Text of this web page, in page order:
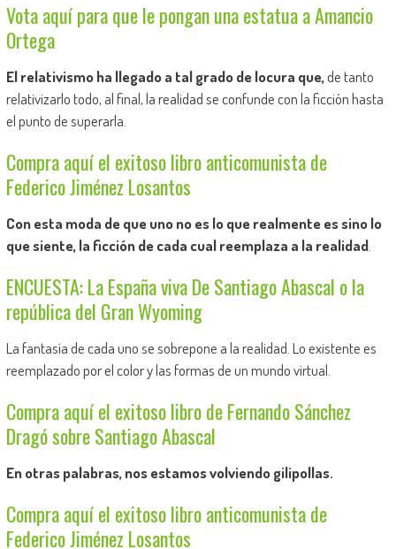
Vota aquí para que le pongan una estatua a Amancio
Ortega
El relativismo ha llegado a tal grado de locura que,de tanto
relativizarlo todo, al final, la realidad se confunde con la ficción hasta
el punto de superarla.
Compra aquí el exitoso libro anticomunista de
Federico Jiménez Losantos
Con esta moda de que uno no es lo que realmente es sino lo
que siente, la ficción de cada cual reemplaza a la realidad.
ENCUESTA: La España viva De Santiago Abascal o la
república del Gran Wyoming
La fantasía de cada uno se sobrepone a la realidad. Lo existente es
reemplazado por el color y las formas de un mundo virtual.
Compra aquí el exitoso libro de Fernando Sánchez
Dragó sobre Santiago Abascal
En otras palabras, nos estamos volviendo gilipollas.
Compra aquí el exitoso libro anticomunista de
Federico Jiménez Losantos